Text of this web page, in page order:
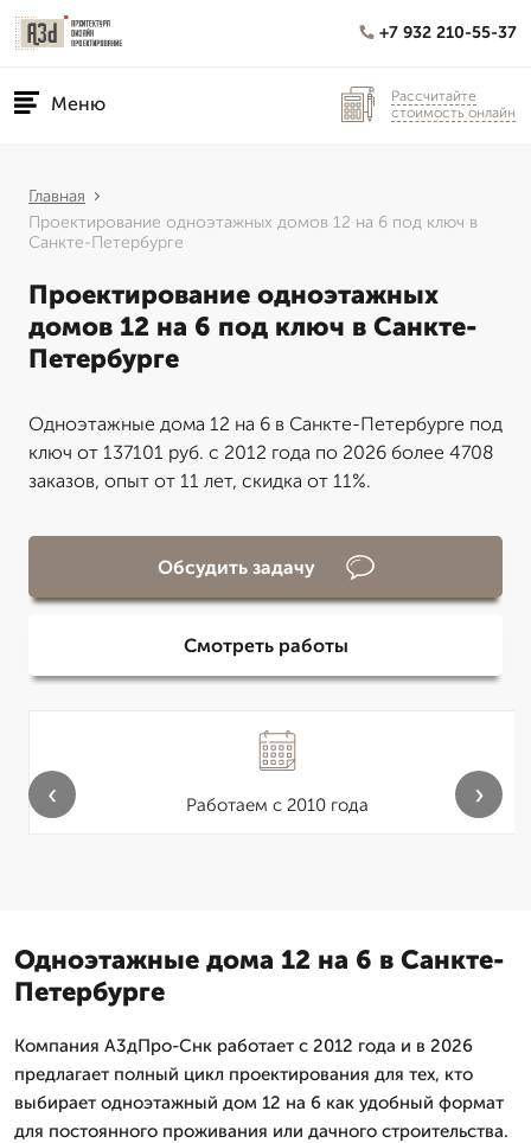
+7 932 210-55-37
Меню
Рассчитайте
стоимость онлайн
Главная
Проектирование одноэтажных домов 12 на 6 под ключ в
Санкте-Петербурге
Проектирование одноэтажных
домов 12 на 6 под ключ в Санкте-
Петербурге
Одноэтажные дома 12 на 6 в Санкте-Петербурге под
ключ от 137101 руб. с 2012 года по 2026 более 4708
заказов, опыт от 11 лет, скидка от 11%.
Обсудить задачу
Смотреть работы
Работаем с 2010 года
‹ ›
Одноэтажные дома 12 на 6 в Санкте-
Петербурге
Компания А3дПро-Снк работает с 2012 года и в 2026
предлагает полный цикл проектирования для тех, кто
выбирает одноэтажный дом 12 на 6 как удобный формат
для постоянного проживания или дачного строительства.